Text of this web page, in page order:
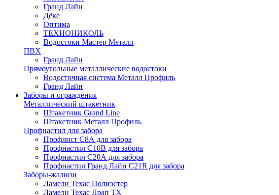
Гранд Лайн
Дёке
Оптима
ТЕХНОНИКОЛЬ
Водостоки Мастер Металл
ПВХ
Гранд Лайн
Прямоугольные металлические водостоки
Водосточная система Металл Профиль
Гранд Лайн
Заборы и ограждения
Металлический штакетник
Штакетник Grand Line
Штакетник Металл Профиль
Профнастил для забора
Профлист С8А для забора
Профнастил С10В для забора
Профнастил С20А для забора
Профнастил Гранд Лайн С21R для забора
Заборы-жалюзи
Ламели Техас Полиэстер
Ламели Техас Драп ТХ